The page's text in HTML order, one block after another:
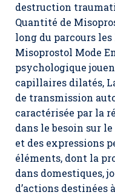
destruction
Quantité de
long du parcours les
Misoprostol Mode
psychologique
capillaires dilatés,
de transmission
caractérisée par la
dans le besoin sur
et des expressions
éléments, dont la
dans domestiques,
d’actions destinées